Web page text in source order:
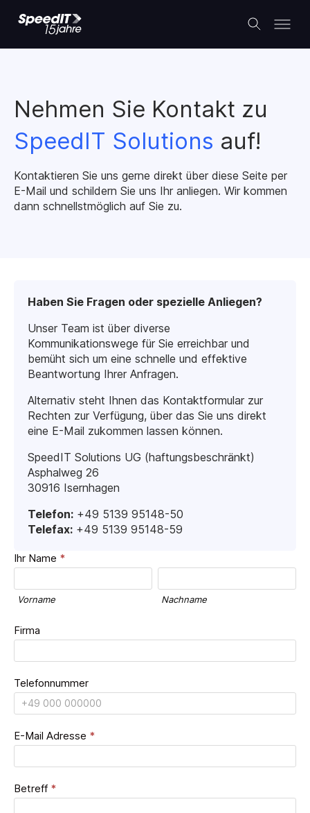
Nehmen Sie Kontakt zu
SpeedIT Solutions auf!
Kontaktieren Sie uns gerne direkt über diese Seite per
E-Mail und schildern Sie uns Ihr anliegen. Wir kommen
dann schnellstmöglich auf Sie zu.
Haben Sie Fragen oder spezielle Anliegen?
Unser Team ist über diverse
Kommunikationswege für Sie erreichbar und
bemüht sich um eine schnelle und effektive
Beantwortung Ihrer Anfragen.
Alternativ steht Ihnen das Kontaktformular zur
Rechten zur Verfügung, über das Sie uns direkt
eine E-Mail zukommen lassen können.
SpeedIT Solutions UG (haftungsbeschränkt)
Asphalweg 26
30916 Isernhagen
Telefon: +49 5139 95148-50
Telefax: +49 5139 95148-59
Allgemeines
Kontaktformular
Ihr Name *
Vorname Nachname
Firma
Telefonnummer
E-Mail Adresse *
Betreff *